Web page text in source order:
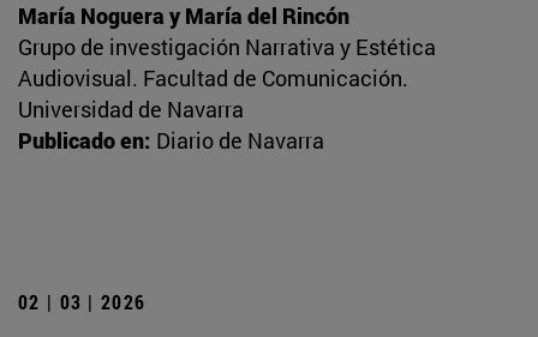
María Noguera y María del Rincón
Grupo de investigación Narrativa y Estética
Audiovisual. Facultad de Comunicación.
Universidad de Navarra
Publicado en: Diario de Navarra
02 | 03 | 2026